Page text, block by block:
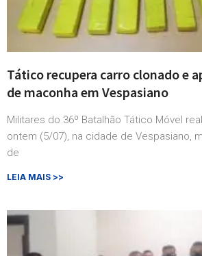
Tático recupera carro clonado e
de maconha em Vespasiano
Militares do 36º Batalhão Tático Móvel
ontem (5/07), na cidade de Vespasiano,
de
LEIA MAIS >>